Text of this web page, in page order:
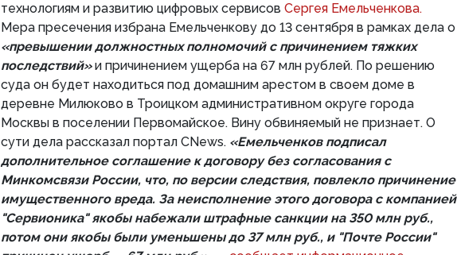
технологиям и развитию цифровых сервисов Сергея Емельченкова.
Мера пресечения избрана Емельченкову до 13 сентября в рамках дела о
«превышении должностных полномочий с причинением тяжких
последствий»и причинением ущерба на 67 млн рублей. По решению
суда он будет находиться под домашним арестом в своем доме в
деревне Милюково в Троицком административном округе города
Москвы в поселении Первомайское. Вину обвиняемый не признает. О
сути дела рассказал портал CNews. «Емельченков подписал
дополнительное соглашение к договору без согласования с
Минкомсвязи России, что, по версии следствия, повлекло причинение
имущественного вреда. За неисполнение этого договора с компанией
"Сервионика" якобы набежали штрафные санкции на 350 млн руб.,
потом они якобы были уменьшены до 37 млн руб., и "Почте России"